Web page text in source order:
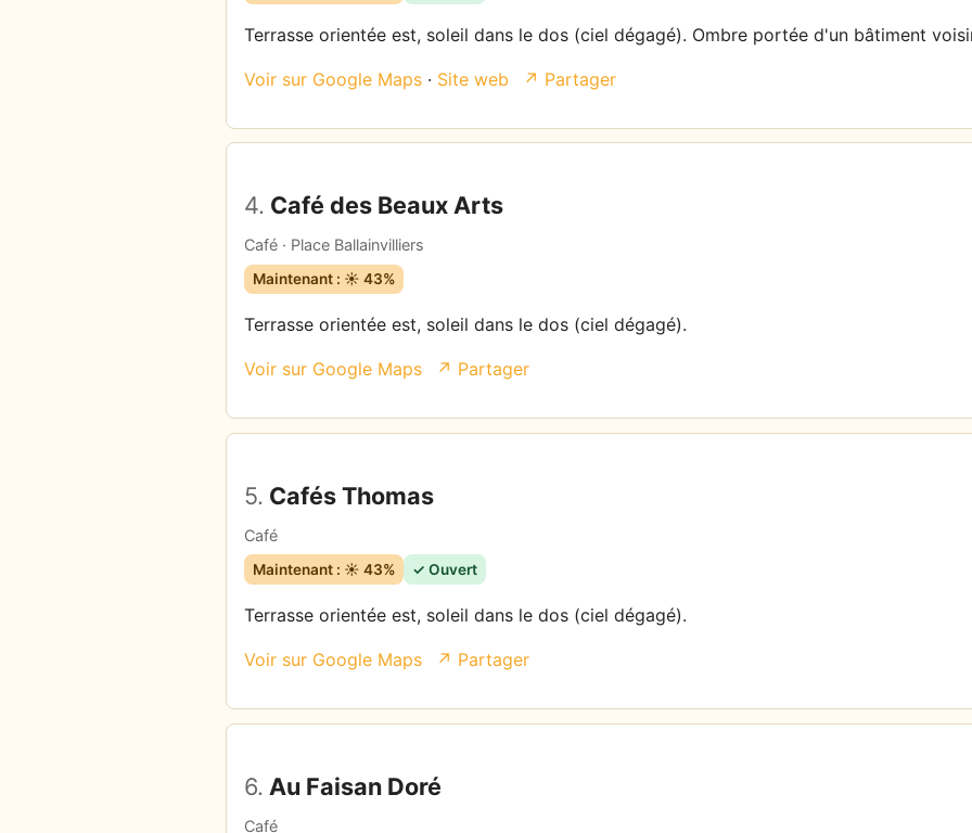
Terrasse orientée est, soleil dans le dos (ciel dégagé). Ombre portée d'un bâtiment
Voir sur Google Maps · Site web ↗ Partager
4. Café des Beaux Arts
Café · Place Ballainvilliers
Maintenant : ☀️ 43%
Terrasse orientée est, soleil dans le dos (ciel dégagé).
Voir sur Google Maps ↗ Partager
5. Cafés Thomas
Café
Maintenant : ☀️ 43% ✓ Ouvert
Terrasse orientée est, soleil dans le dos (ciel dégagé).
Voir sur Google Maps ↗ Partager
6. Au Faisan Doré
Café